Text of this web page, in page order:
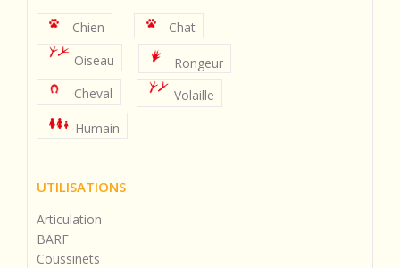
Chien
Chat
Oiseau
Rongeur
Cheval
Volaille
Humain
UTILISATIONS
Articulation
BARF
Coussinets